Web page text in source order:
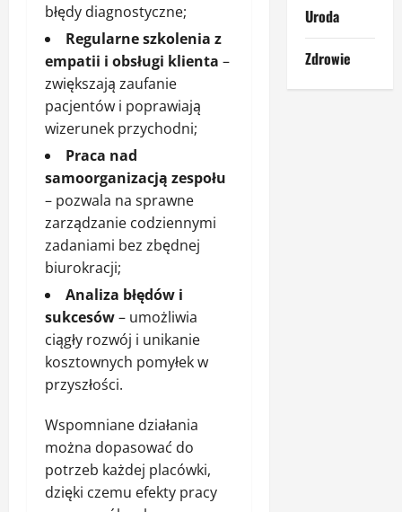
błędy diagnostyczne;
Regularne szkolenia z
empatii i obsługi klienta –
zwiększają zaufanie
pacjentów i poprawiają
wizerunek przychodni;
Praca nad
samoorganizacją zespołu
– pozwala na sprawne
zarządzanie codziennymi
zadaniami bez zbędnej
biurokracji;
Analiza błędów i
sukcesów– umożliwia
ciągły rozwój i unikanie
kosztownych pomyłek w
przyszłości.
Wspomniane działania
można dopasować do
potrzeb każdej placówki,
dzięki czemu efekty pracy
Uroda
Zdrowie